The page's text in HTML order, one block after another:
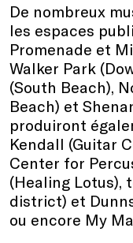
De nombreux
les espaces
Promenade et
Walker Park
(South Beach),
Beach) et
produiront
Kendall (Guitar
Center for
(Healing Lotus),
district) et
ou encore My